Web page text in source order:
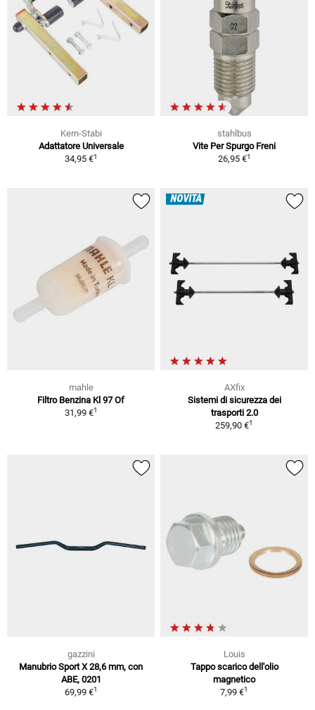
Kern-Stabi
Adattatore Universale
34,95 €1
stahlbus
Vite Per Spurgo Freni
26,95 €1
mahle
Filtro Benzina Kl 97 Of
31,99 €1
NOVITÀ
AXfix
Sistemi di sicurezza dei
trasporti 2.0
259,90 €1
gazzini
Manubrio Sport X 28,6 mm, con
ABE, 0201
69,99 €1
Louis
Tappo scarico dell'olio
magnetico
7,99 €1